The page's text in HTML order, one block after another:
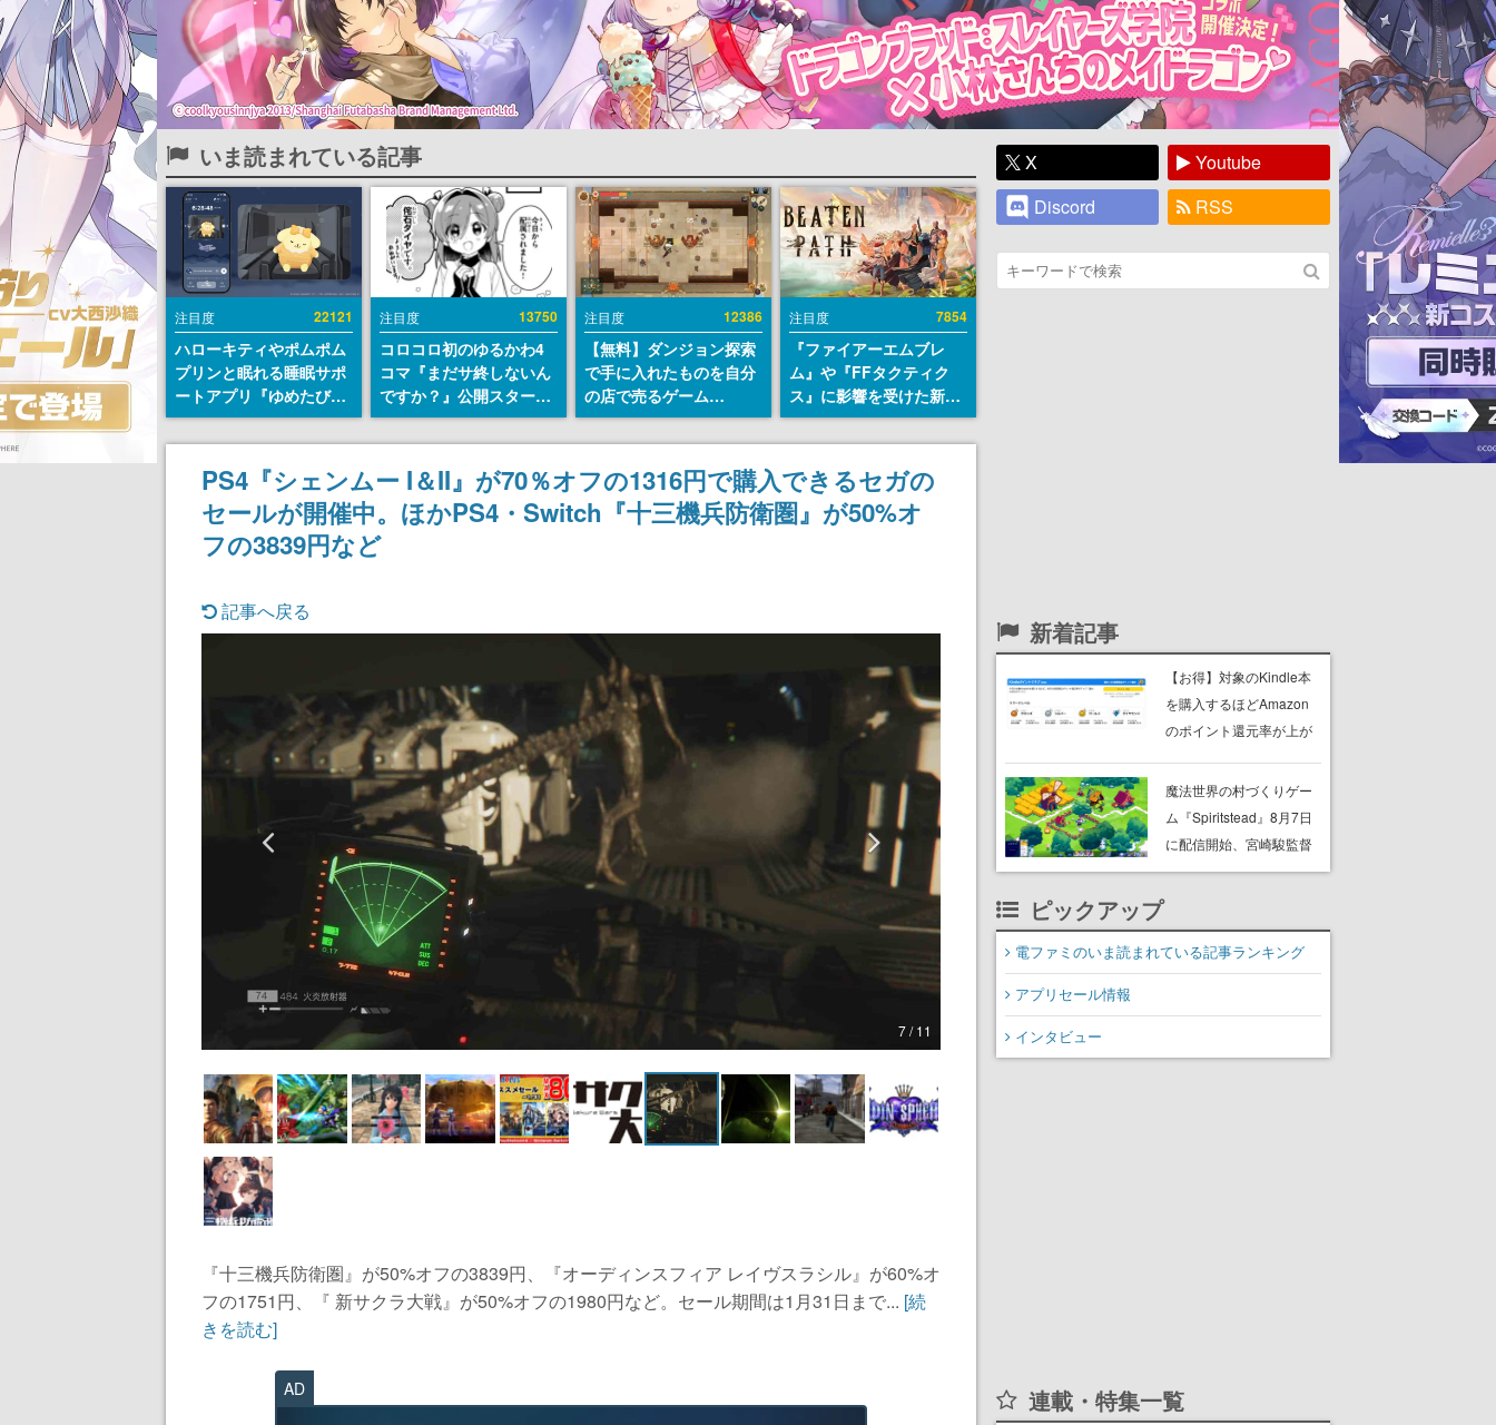
いま読まれている記事
注目度 22121
ハローキティやポムポム
プリンと眠れる睡眠サポ
ートアプリ『ゆめたび』
が配信中。キャラごとの
ASMRや目覚ましアラー
ムも搭載
注目度 13750
コロコロ初のゆるかわ4
コマ『まだサ終しないん
ですか？』公開スター
ト。主人公は新入社員の
侘石ダイヤ、ゲーム会社
を舞台にトラブルへ対応
する社員たちを描く
注目度 12386
【無料】ダンジョン探索
で手に入れたものを自分
の店で売るゲーム
『Moonlighter』が
Steamにて無料配布中！
続編『Moonlighter 2』
の9月2日正式リリースを
記念したキャンペーン
注目度 7854
『ファイアーエムブレ
ム』や『FFタクティク
ス』に影響を受けた新作
戦略RPG『Beaten
Path』2027年に発売
へ。PC（Steam）、
PS5、Xbox、Switch向
けにリリース予定
PS4『シェンムー I＆II』が70％オフの1316円で購入できるセガの
セールが開催中。ほかPS4・Switch『十三機兵防衛圏』が50%オ
フの3839円など
記事へ戻る
7 / 11
『十三機兵防衛圏』が50%オフの3839円、『オーディンスフィア レイヴスラシル』が60%オ
フの1751円、『 新サクラ大戦』が50%オフの1980円など。セール期間は1月31日まで... [続
きを読む]
AD
X
Youtube
Discord
RSS
新着記事
【お得】対象のKindle本
を購入するほどAmazon
のポイント還元率が上が
ト。1ヶ月に5万円の購入
で最大5％アップし、上限
は3500ポイント
魔法世界の村づくりゲー
ム『Spiritstead』8月7日
に配信開始、宮崎駿監督
の映画作品に影響を受け
いて美しい村を作る
ピックアップ
電ファミのいま読まれている記事ランキング
アプリセール情報
インタビュー
連載・特集一覧